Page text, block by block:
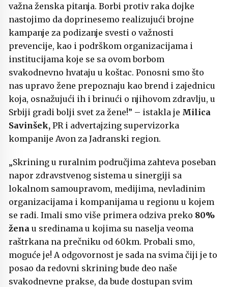
važna ženska pitanja. Borbi protiv raka dojke
nastojimo da doprinesemo realizujući brojne
kampanje za podizanje svesti o važnosti
prevencije, kao i podrškom organizacijama i
institucijama koje se sa ovom borbom
svakodnevno hvataju u koštac. Ponosni smo što
nas upravo žene prepoznaju kao brend i zajednicu
koja, osnažujući ih i brinući o njihovom zdravlju, u
Srbiji gradi bolji svet za žene!” – istakla je Milica
Savinšek, PR i advertajzing supervizorka
kompanije Avon za Jadranski region.
„Skrining u ruralnim područjima zahteva poseban
napor zdravstvenog sistema u sinergiji sa
lokalnom samoupravom, medijima, nevladinim
organizacijama i kompanijama u regionu u kojem
se radi. Imali smo više primera odziva preko 80%
žena u sredinama u kojima su naselja veoma
raštrkana na prečniku od 60km. Probali smo,
moguće je! A odgovornost je sada na svima čiji je to
posao da redovni skrining bude deo naše
svakodnevne prakse, da bude dostupan svim